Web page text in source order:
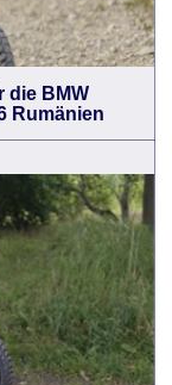
die BMW
Rumänien